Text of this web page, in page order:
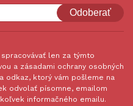
Odoberať
len za týmto
a zásadami ochrany osobných
odkaz, ktorý vám pošleme na
odvolať písomne, emailom
informačného emailu.